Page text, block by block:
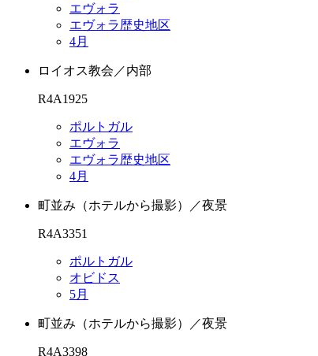
エヴォラ
エヴォラ歴史地区
4月
ロイオス教会／内部
R4A1925
ポルトガル
エヴォラ
エヴォラ歴史地区
4月
町並み（ホテルから撮影）／夜景
R4A3351
ポルトガル
オビドス
5月
町並み（ホテルから撮影）／夜景
R4A3398